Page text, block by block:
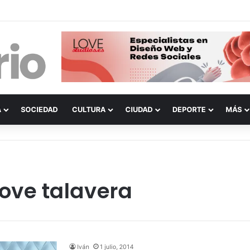
SOCIEDAD CULTURA CIUDAD DEPORTE MÁS
talavera
Iván 1 julio, 2014